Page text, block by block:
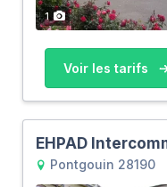
1
Voir les tarifs
EHPAD
Pontgouin 28190